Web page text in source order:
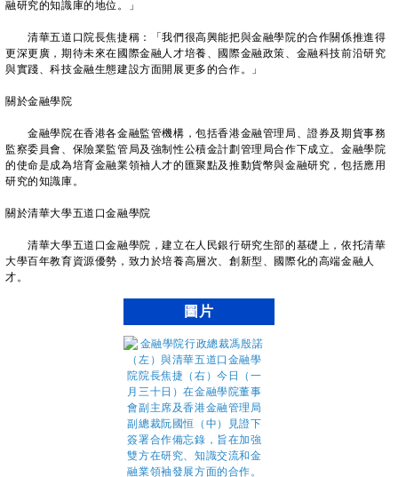
融研究的知識庫的地位。」
清華五道口院長焦捷稱：「我們很高興能把與金融學院的合作關係推進得
更深更廣，期待未來在國際金融人才培養、國際金融政策、金融科技前沿研究
與實踐、科技金融生態建設方面開展更多的合作。」
關於金融學院
金融學院在香港各金融監管機構，包括香港金融管理局、證券及期貨事務
監察委員會、保險業監管局及強制性公積金計劃管理局合作下成立。金融學院
的使命是成為培育金融業領袖人才的匯聚點及推動貨幣與金融研究，包括應用
研究的知識庫。
關於清華大學五道口金融學院
清華大學五道口金融學院，建立在人民銀行研究生部的基礎上，依托清華
大學百年教育資源優勢，致力於培養高層次、創新型、國際化的高端金融人
才。
圖片